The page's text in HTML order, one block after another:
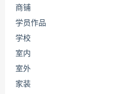
商铺
学员作品
学校
室内
室外
家装